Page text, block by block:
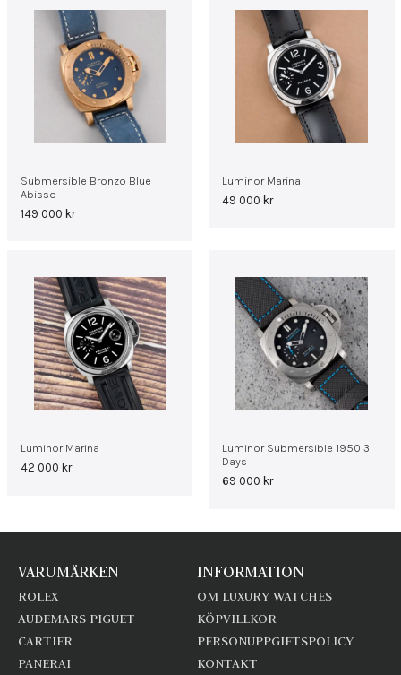
Submersible Bronzo Blue
Abisso
149 000 kr
Luminor Marina
49 000 kr
Luminor Marina
42 000 kr
Luminor Submersible 1950 3
Days
69 000 kr
VARUMÄRKEN
ROLEX
AUDEMARS PIGUET
CARTIER
PANERAI
INFORMATION
OM LUXURY WATCHES
KÖPVILLKOR
PERSONUPPGIFTSPOLICY
KONTAKT